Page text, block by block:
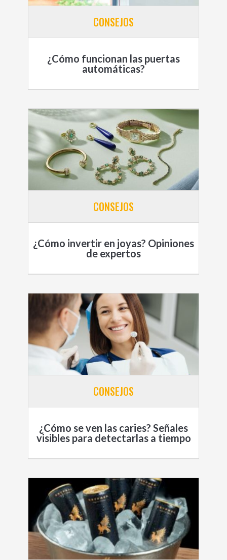
CONSEJOS
¿Cómo funcionan las puertas
automáticas?
CONSEJOS
¿Cómo invertir en joyas? Opiniones
de expertos
CONSEJOS
¿Cómo se ven las caries? Señales
visibles para detectarlas a tiempo